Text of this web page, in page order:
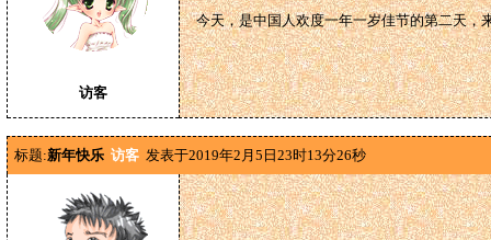
访客
今天，是中国人欢度一年一岁佳节的第二天，
标题:新年快乐 访客 发表于2019年2月5日23时13分26秒